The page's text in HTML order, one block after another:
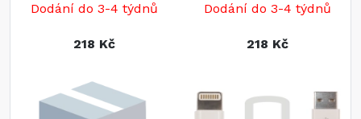
Dodání do 3-4 týdnů
218 Kč
Dodání do 3-4 týdnů
218 Kč